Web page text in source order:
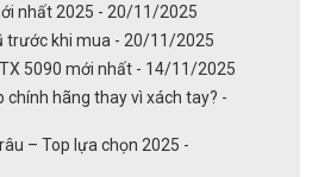
nhất 2025 - 20/11/2025
trước khi mua - 20/11/2025
5090 mới nhất - 14/11/2025
hãng thay vì xách tay? -
– Top lựa chọn 2025 -